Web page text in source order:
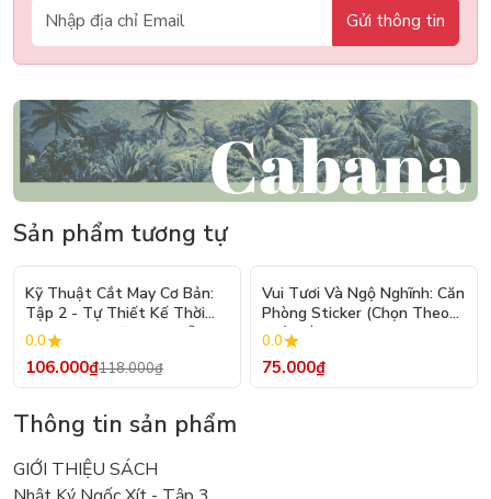
Gửi thông tin
Sản phẩm tương tự
- 10%
Kỹ Thuật Cắt May Cơ Bản:
Tập 2 - Tự Thiết Kế Thời
Trang Nam Nữ - Tạo Mẫu
Rập - Kỹ Thuật Nhảy Size
0.0
106.000₫118.000₫
Vui Tươi Và Ngộ Nghĩnh: Căn
Phòng Sticker (Chọn Theo
Chủ Đề) - Hơn 250 Sticker
0.0
75.000₫
Thông tin sản phẩm
GIỚI THIỆU SÁCH